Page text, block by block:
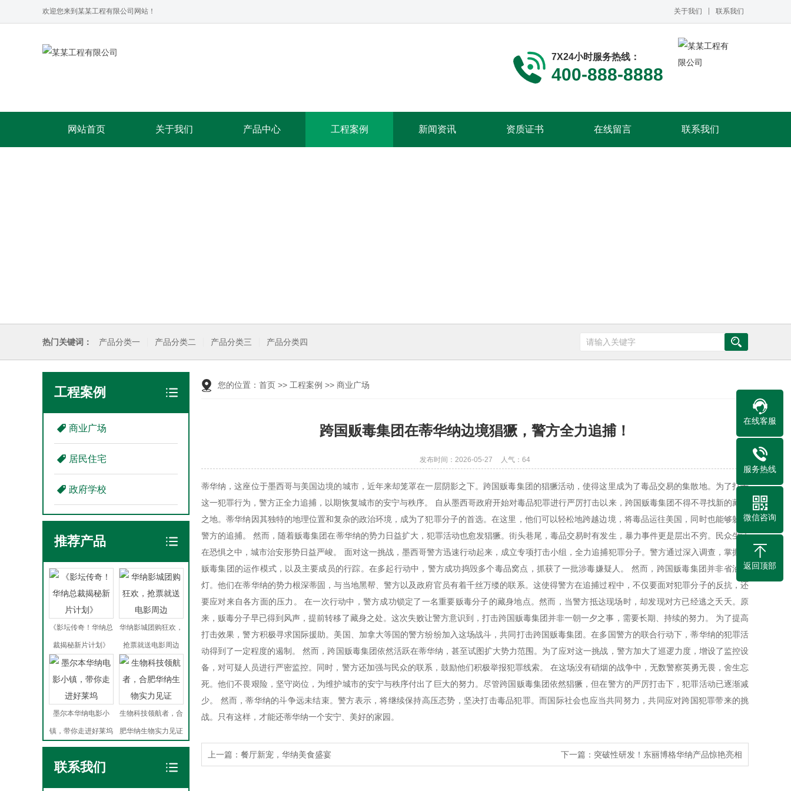
欢迎您来到某某工程有限公司网站！ 关于我们 联系我们
7X24小时服务热线：
400-888-8888
网站首页 关于我们 产品中心 工程案例 新闻资讯 资质证书 在线留言 联系我们
热门关键词： 产品分类一 产品分类二 产品分类三 产品分类四
工程案例
商业广场
居民住宅
政府学校
推荐产品
《影坛传奇！华纳总
裁揭秘新片计划》
华纳影城团购狂欢，
抢票就送电影周边
墨尔本华纳电影小
镇，带你走进好莱坞
生物科技领航者，合
肥华纳生物实力见证
联系我们
您的位置： 首页 >> 工程案例 >> 商业广场
跨国贩毒集团在蒂华纳边境猖獗，警方全力追捕！
发布时间：2026-05-27 人气：64
蒂华纳，这座位于墨西哥与美国边境的城市，近年来却笼罩在一层阴影之下。跨国贩毒集团的猖獗活动，使得这里成为了毒品交易的集散地。为了打击
这一犯罪行为，警方正全力追捕，以期恢复城市的安宁与秩序。 自从墨西哥政府开始对毒品犯罪进行严厉打击以来，跨国贩毒集团不得不寻找新的藏身
之地。蒂华纳因其独特的地理位置和复杂的政治环境，成为了犯罪分子的首选。在这里，他们可以轻松地跨越边境，将毒品运往美国，同时也能够躲避
警方的追捕。 然而，随着贩毒集团在蒂华纳的势力日益扩大，犯罪活动也愈发猖獗。街头巷尾，毒品交易时有发生，暴力事件更是层出不穷。民众生活
在恐惧之中，城市治安形势日益严峻。 面对这一挑战，墨西哥警方迅速行动起来，成立专项打击小组，全力追捕犯罪分子。警方通过深入调查，掌握了
贩毒集团的运作模式，以及主要成员的行踪。在多起行动中，警方成功捣毁多个毒品窝点，抓获了一批涉毒嫌疑人。 然而，跨国贩毒集团并非省油的
灯。他们在蒂华纳的势力根深蒂固，与当地黑帮、警方以及政府官员有着千丝万缕的联系。这使得警方在追捕过程中，不仅要面对犯罪分子的反抗，还
要应对来自各方面的压力。 在一次行动中，警方成功锁定了一名重要贩毒分子的藏身地点。然而，当警方抵达现场时，却发现对方已经逃之夭夭。原
来，贩毒分子早已得到风声，提前转移了藏身之处。这次失败让警方意识到，打击跨国贩毒集团并非一朝一夕之事，需要长期、持续的努力。 为了提高
打击效果，警方积极寻求国际援助。美国、加拿大等国的警方纷纷加入这场战斗，共同打击跨国贩毒集团。在多国警方的联合行动下，蒂华纳的犯罪活
动得到了一定程度的遏制。 然而，跨国贩毒集团依然活跃在蒂华纳，甚至试图扩大势力范围。为了应对这一挑战，警方加大了巡逻力度，增设了监控设
备，对可疑人员进行严密监控。同时，警方还加强与民众的联系，鼓励他们积极举报犯罪线索。 在这场没有硝烟的战争中，无数警察英勇无畏，舍生忘
死。他们不畏艰险，坚守岗位，为维护城市的安宁与秩序付出了巨大的努力。尽管跨国贩毒集团依然猖獗，但在警方的严厉打击下，犯罪活动已逐渐减
少。 然而，蒂华纳的斗争远未结束。警方表示，将继续保持高压态势，坚决打击毒品犯罪。而国际社会也应当共同努力，共同应对跨国犯罪带来的挑
战。只有这样，才能还蒂华纳一个安宁、美好的家园。
上一篇： 餐厅新宠，华纳美食盛宴 下一篇： 突破性研发！东丽博格华纳产品惊艳亮相
在线客服
服务热线
微信咨询
返回顶部